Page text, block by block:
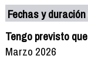
Fechas y
Tengo previsto
Marzo 2026